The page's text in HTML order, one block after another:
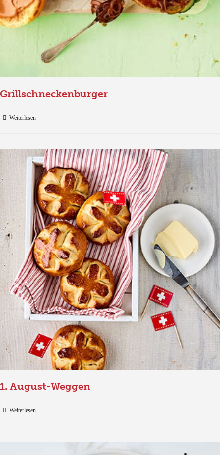
Grillschneckenburger
Weiterlesen
1. August-Weggen
Weiterlesen